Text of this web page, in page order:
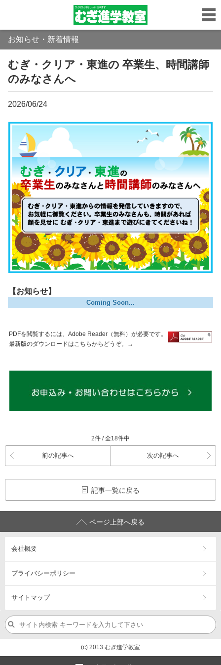
お知らせ・新着情報
むぎ・クリア・東進の 卒業生、時間講師
のみなさんへ
2026/06/24
【お知らせ】
Coming Soon...
PDFを閲覧するには、Adobe Reader（無料）が必要です。
最新版のダウンロードはこちらからどうぞ。→
2件 / 全18件中
前の記事へ 次の記事へ
記事一覧に戻る
ページ上部へ戻る
会社概要
プライバシーポリシー
サイトマップ
(c) 2013 むぎ進学教室